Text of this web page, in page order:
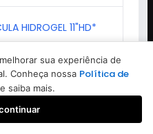
Iniciar sessão
sua experiência de
Conheça nossa Política de
e saiba mais.
APPLE WATCH SE 2